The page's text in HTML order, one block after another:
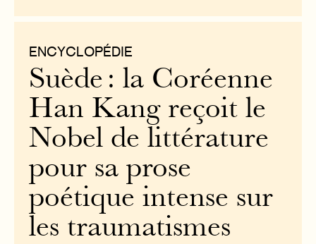
ENCYCLOPÉDIE
Suède : la Coréenne
Han Kang reçoit le
Nobel de littérature
pour sa prose
poétique intense sur
les traumatismes